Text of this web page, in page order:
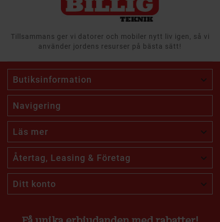
Tillsammans ger vi datorer och mobiler nytt liv igen, så vi
använder jordens resurser på bästa sätt!
Butiksinformation 
Navigering
Läs mer 
Återtag, Leasing & Företag 
Ditt konto 